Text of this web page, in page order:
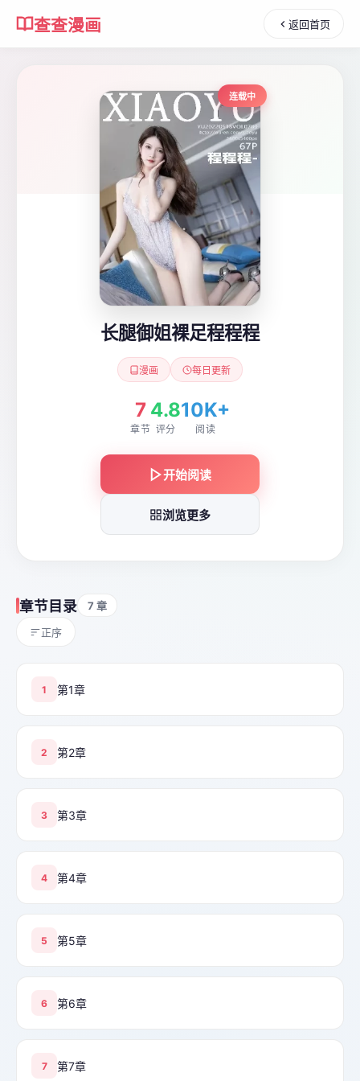
查查漫画 返回首页
连载中
长腿御姐裸足程程程
漫画 每日更新
7
章节
4.8
评分
10K+
阅读
开始阅读
浏览更多
章节目录 7 章
正序
1 第1章
2 第2章
3 第3章
4 第4章
5 第5章
6 第6章
7 第7章